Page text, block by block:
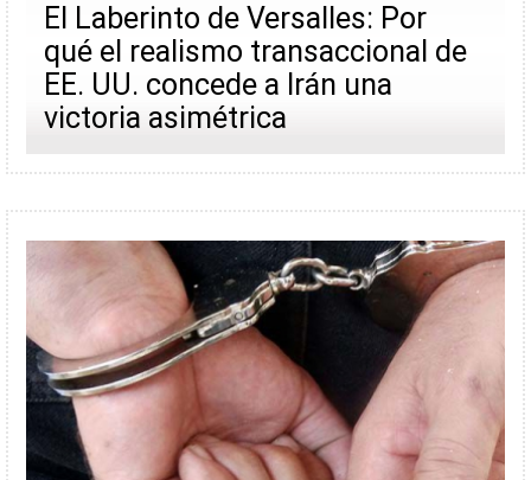
El Laberinto de Versalles: Por
qué el realismo transaccional de
EE. UU. concede a Irán una
victoria asimétrica